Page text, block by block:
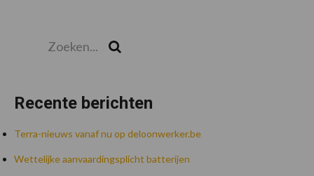
Recente berichten
Terra-nieuws vanaf nu op deloonwerker.be
Wettelijke aanvaardingsplicht batterijen